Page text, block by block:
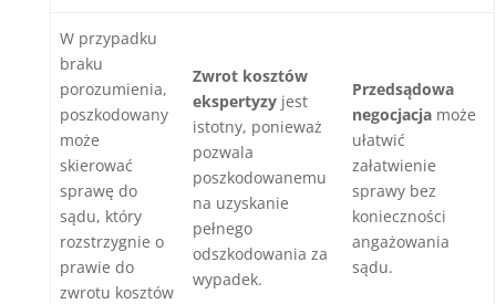
W przypadku
braku
porozumienia,
poszkodowany
może
skierować
sprawę do
sądu, który
rozstrzygnie o
prawie do
zwrotu kosztów
Zwrot kosztów
ekspertyzy jest
istotny, ponieważ
pozwala
poszkodowanemu
na uzyskanie
pełnego
odszkodowania za
wypadek.
Przedsądowa
negocjacja może
ułatwić
załatwienie
sprawy bez
konieczności
angażowania
sądu.